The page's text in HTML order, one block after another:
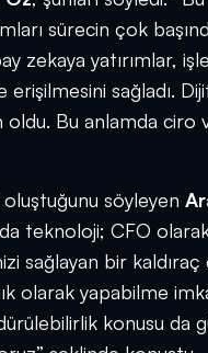
sürecin çok
zekaya yatırımlar,
erişilmesini sağladı.
Bu anlamda ciro
söyleyen
teknoloji; CFO
sağlayan bir
olarak yapabilme
konusu da